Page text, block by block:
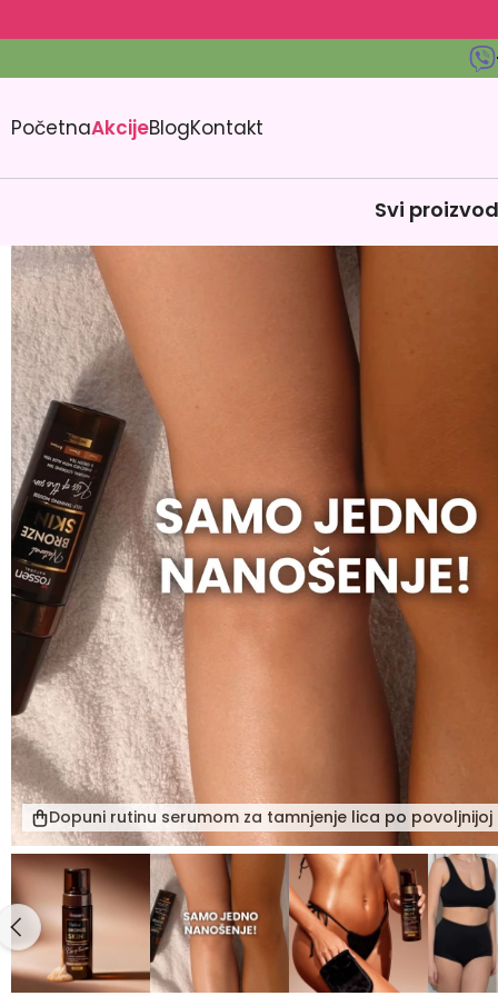
PočetnaAkcijeBlogKontakt
Svi
Dopuni rutinu serumom za tamnjenje lica po povoljnijoj